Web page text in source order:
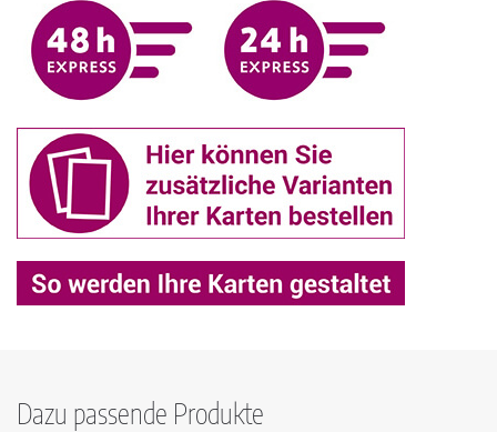
Dazu passende Produkte